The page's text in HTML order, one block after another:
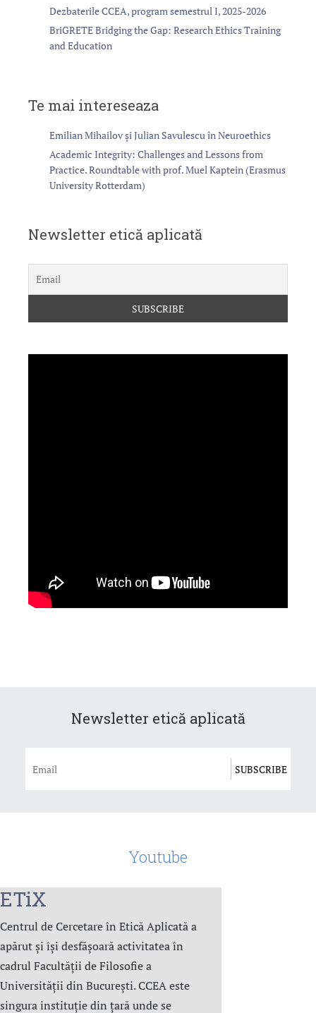
Dezbaterile CCEA, program semestrul I, 2025-2026
BriGRETE Bridging the Gap: Research Ethics Training
and Education
Te mai intereseaza
Emilian Mihailov și Julian Savulescu în Neuroethics
Academic Integrity: Challenges and Lessons from
Practice. Roundtable with prof. Muel Kaptein (Erasmus
University Rotterdam)
Newsletter etică aplicată
Newsletter etică aplicată
Youtube
ETiX
Centrul de Cercetare în Etică Aplicată a
apărut și își desfășoară activitatea în
cadrul Facultății de Filosofie a
Universității din București. CCEA este
singura instituție din țară unde se